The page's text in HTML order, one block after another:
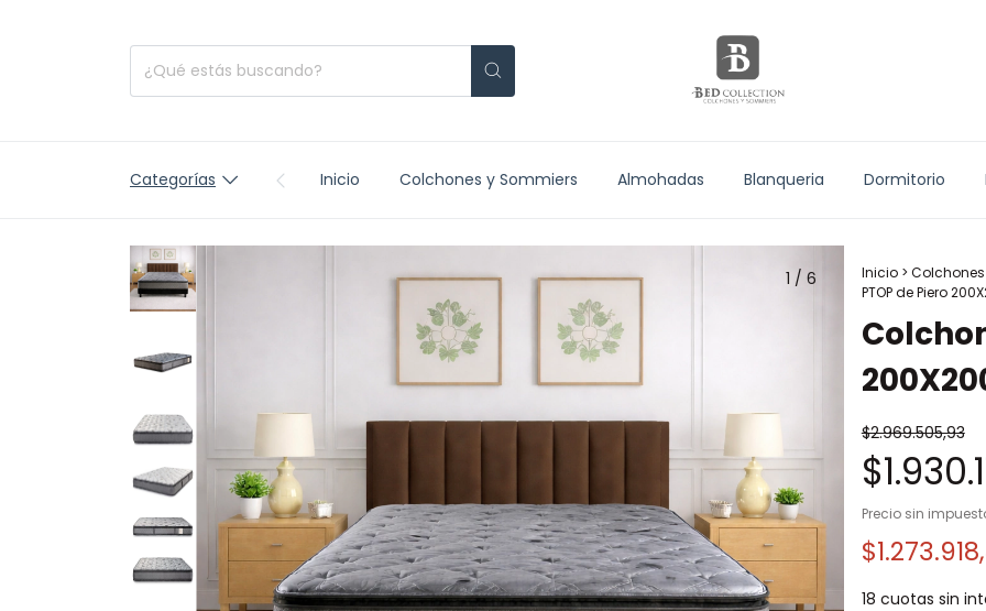
Categorías Inicio Colchones y Sommiers Almohadas Blanqueria Dormitorio
1 / 6 Inicio >
PTOP de Piero
$2.969.505,93
Precio sin
18 cuotas sin